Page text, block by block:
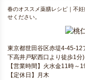
春のオススメ薬膳レシピ｜不
せください。
東京都世田谷区赤堤4-45-12
下高井戸駅西口より徒歩1分)
【営業時間】火水金11時
【定休日】月木